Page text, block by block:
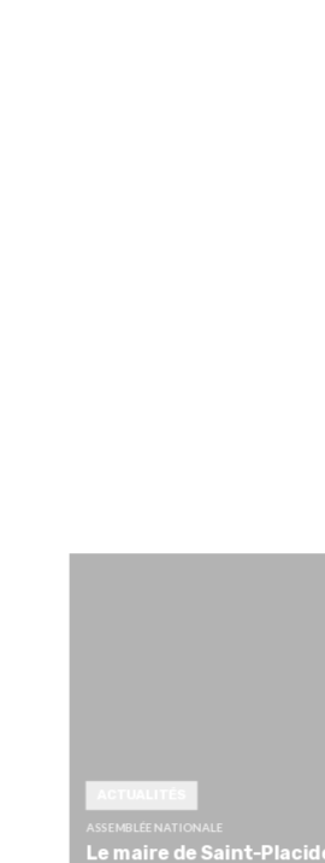
ASSEMBLÉE NATIONALE
Le maire de Saint-